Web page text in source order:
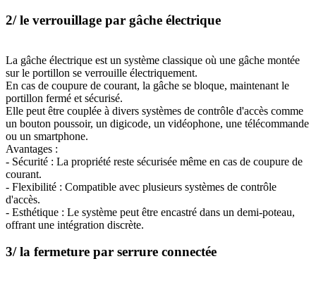
2/ le verrouillage par gâche électrique
La gâche électrique est un système classique où une gâche montée
sur le portillon se verrouille électriquement.
En cas de coupure de courant, la gâche se bloque, maintenant le
portillon fermé et sécurisé.
Elle peut être couplée à divers systèmes de contrôle d'accès comme
un bouton poussoir, un digicode, un vidéophone, une télécommande
ou un smartphone.
Avantages :
- Sécurité : La propriété reste sécurisée même en cas de coupure de
courant.
- Flexibilité : Compatible avec plusieurs systèmes de contrôle
d'accès.
- Esthétique : Le système peut être encastré dans un demi-poteau,
offrant une intégration discrète.
3/ la fermeture par serrure connectée